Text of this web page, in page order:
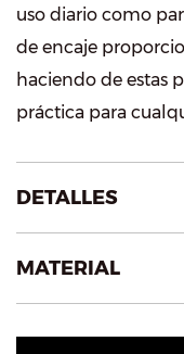
uso diario como
de encaje
haciendo de estas
práctica para
DETALLES
MATERIAL